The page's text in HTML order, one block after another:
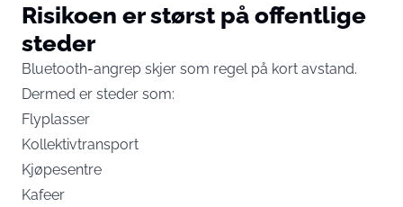
Risikoen er størst på offentlige
steder
Bluetooth-angrep skjer som regel på kort avstand.
Dermed er steder som:
Flyplasser
Kollektivtransport
Kjøpesentre
Kafeer